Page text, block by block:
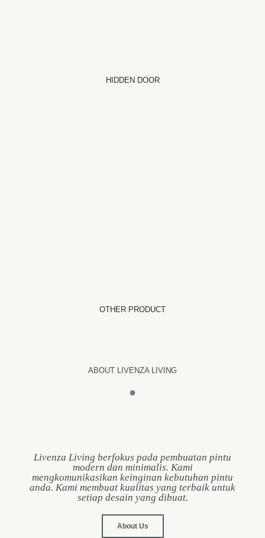
HIDDEN DOOR
OTHER PRODUCT
ABOUT LIVENZA LIVING
●
Livenza Living berfokus pada pembuatan pintu
modern dan minimalis. Kami
mengkomunikasikan keinginan kebutuhan pintu
anda. Kami membuat kualitas yang terbaik untuk
setiap desain yang dibuat.
About Us